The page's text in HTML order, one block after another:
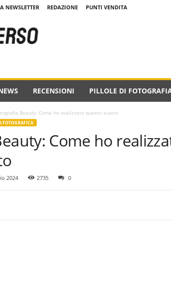
NEWSLETTER REDAZIONE PUNTI VENDITA
RECENSIONI PILLOLE DI
Beauty: Come ho realizzato questo scatto
FOTOGRAFICA
Come ho
2024 2735 0